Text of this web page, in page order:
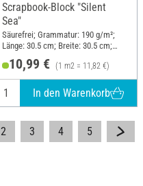
Scrapbook-Block "Silent
Sea"
Säurefrei; Grammatur: 190 g/m²;
Länge: 30.5 cm; Breite: 30.5 cm;
Material: Papier
10,99 € (1 m2 = 11,82 €)
In den Warenkorb
2 3 4 5